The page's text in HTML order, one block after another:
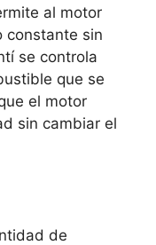
al motor
constante sin
se controla
que se
el motor
sin cambiar el
de